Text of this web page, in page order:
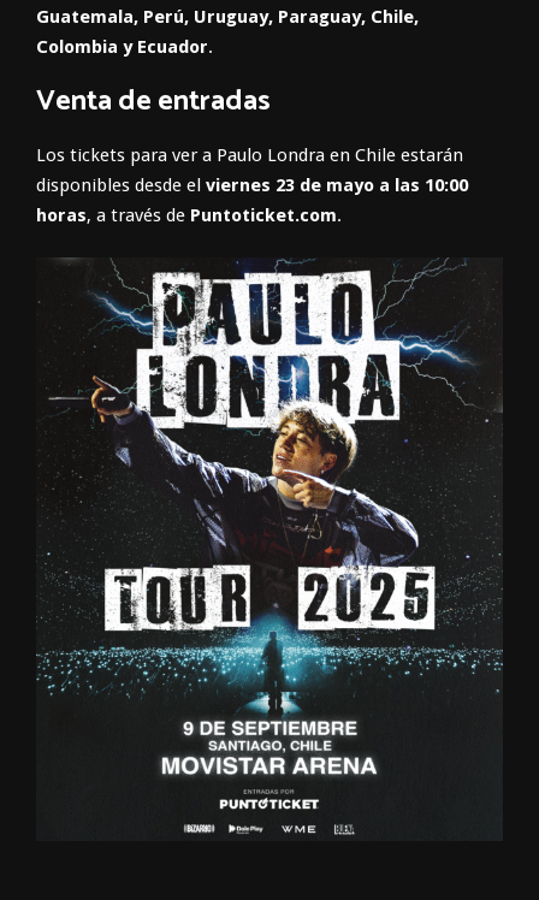
Guatemala, Perú, Uruguay, Paraguay, Chile,
Colombia y Ecuador.
Venta de entradas
Los tickets para ver a Paulo Londra en Chile estarán
disponibles desde el viernes 23 de mayo a las 10:00
horas, a través de Puntoticket.com.